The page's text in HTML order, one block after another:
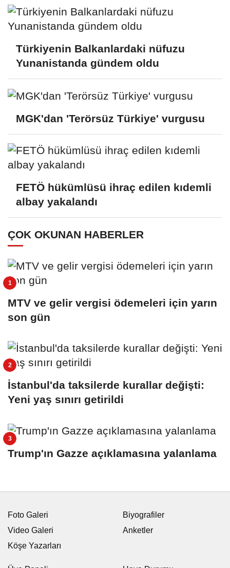
Türkiyenin Balkanlardaki nüfuzu
Yunanistanda gündem oldu
MGK'dan 'Terörsüz Türkiye' vurgusu
FETÖ hükümlüsü ihraç edilen kıdemli
albay yakalandı
ÇOK OKUNAN HABERLER
MTV ve gelir vergisi ödemeleri için yarın
son gün
İstanbul'da taksilerde kurallar değişti:
Yeni yaş sınırı getirildi
Trump'ın Gazze açıklamasına yalanlama
Foto Galeri
Video Galeri
Köşe Yazarları
Biyografiler
Anketler